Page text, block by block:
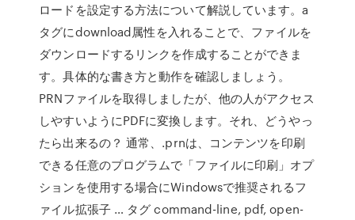
ロードを設定する方法について解説しています。a
タグにdownload属性を入れることで、ファイルを
ダウンロードするリンクを作成することができま
す。具体的な書き方と動作を確認しましょう。
PRNファイルを取得しましたが、他の人がアクセス
しやすいようにPDFに変換します。それ、どうやっ
たら出来るの？ 通常、.prnは、コンテンツを印刷
できる任意のプログラムで「ファイルに印刷」オプ
ションを使用する場合にWindowsで推奨されるフ
ァイル拡張子 … タグ command-line, pdf, open-